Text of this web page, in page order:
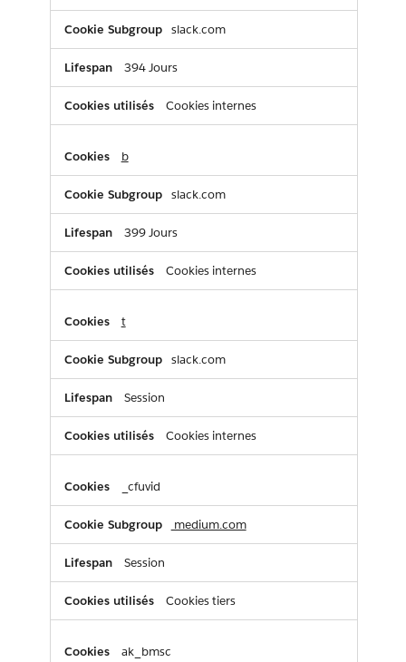
slack.com
394 Jours
Cookies internes
b
slack.com
399 Jours
Cookies internes
t
slack.com
Session
Cookies internes
_cfuvid
medium.com
Session
Cookies tiers
ak_bmsc